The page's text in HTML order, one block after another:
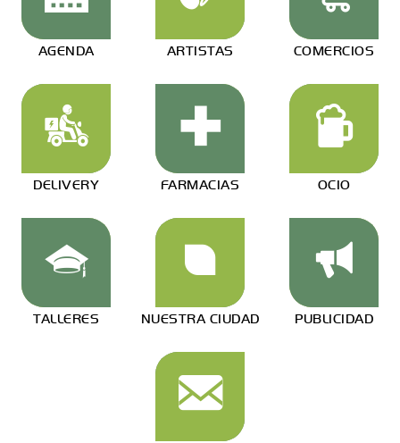
AGENDA ARTISTAS COMERCIOS
DELIVERY FARMACIAS OCIO
TALLERES NUESTRA CIUDAD PUBLICIDAD